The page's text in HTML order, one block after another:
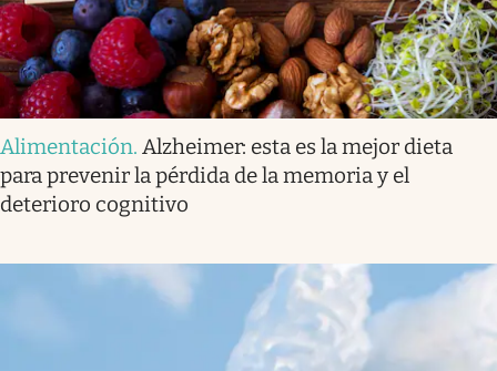
Alimentación. Alzheimer: esta es la mejor dieta
para prevenir la pérdida de la memoria y el
deterioro cognitivo